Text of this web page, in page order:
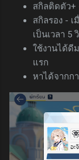
สกิลติดตัว+
สกิลรอง - เ
เป็นเวลา 5
ใช้งานได้ดี
แรก
หาได้จากก